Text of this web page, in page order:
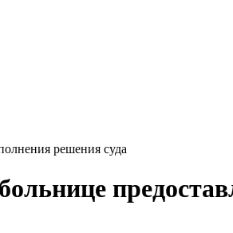
решения суда